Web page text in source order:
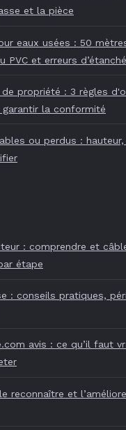
et la pièce
eaux usées : 50
PVC et erreurs
propriété : 3 règles
la conformité
ou perdus :
: comprendre et
étape
: conseils pratiques,
avis : ce qu’il faut
reconnaître et